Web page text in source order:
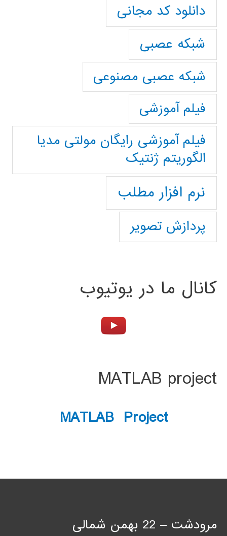
دانلود کد مجانی
شبکه عصبی
شبکه عصبی مصنوعی
فیلم آموزشی
فیلم آموزشی رایگان مولتی مدیا
الگوریتم ژنتیک
نرم افزار مطلب
پردازش تصویر
کانال ما در یوتیوب
MATLAB project
MATLAB Project
مرودشت – 22 بهمن شمالی